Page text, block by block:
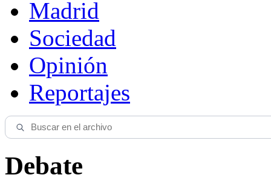
Madrid
Sociedad
Opinión
Reportajes
Debate